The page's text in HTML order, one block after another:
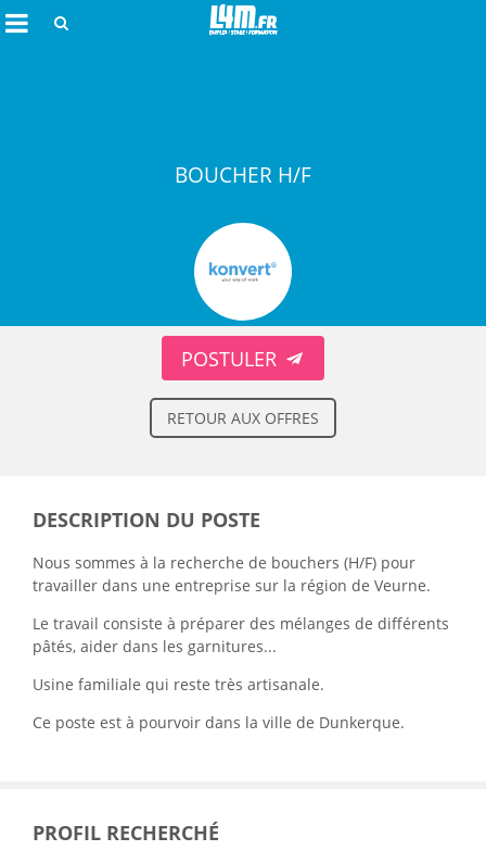
Annuler
POSTULER
RETOUR AUX OFFRES
BOUCHER H/F
DESCRIPTION DU POSTE
Nous sommes à la recherche de bouchers (H/F) pour
travailler dans une entreprise sur la région de Veurne.
Le travail consiste à préparer des mélanges de différents
pâtés, aider dans les garnitures...
Usine familiale qui reste très artisanale.
Ce poste est à pourvoir dans la ville de Dunkerque.
PROFIL RECHERCHÉ